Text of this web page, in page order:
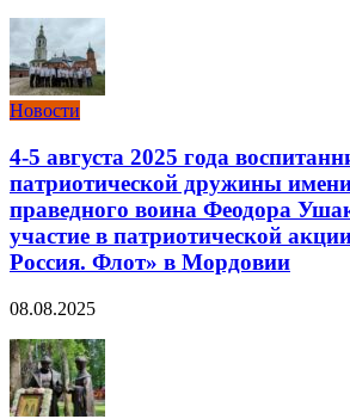
Новости
4-5 августа 2025 года
патриотической дружины имени
праведного воина Феодора
участие в патриотической
Россия. Флот» в Мордовии
08.08.2025